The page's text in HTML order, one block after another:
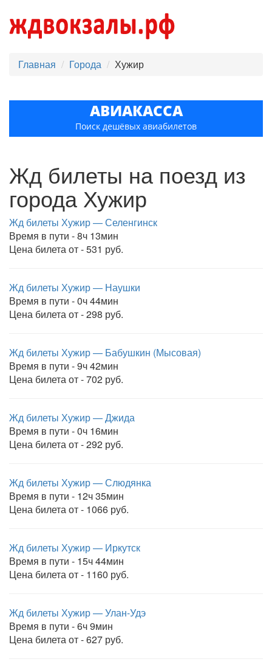
Главная Города Хужир
АВИАКАССА
Поиск дешёвых авиабилетов
Жд билеты на поезд из
города Хужир
Жд билеты Хужир — Селенгинск
Время в пути - 8ч 13мин
Цена билета от - 531 руб.
Жд билеты Хужир — Наушки
Время в пути - 0ч 44мин
Цена билета от - 298 руб.
Жд билеты Хужир — Бабушкин (Мысовая)
Время в пути - 9ч 42мин
Цена билета от - 702 руб.
Жд билеты Хужир — Джида
Время в пути - 0ч 16мин
Цена билета от - 292 руб.
Жд билеты Хужир — Слюдянка
Время в пути - 12ч 35мин
Цена билета от - 1066 руб.
Жд билеты Хужир — Иркутск
Время в пути - 15ч 44мин
Цена билета от - 1160 руб.
Жд билеты Хужир — Улан-Удэ
Время в пути - 6ч 9мин
Цена билета от - 627 руб.